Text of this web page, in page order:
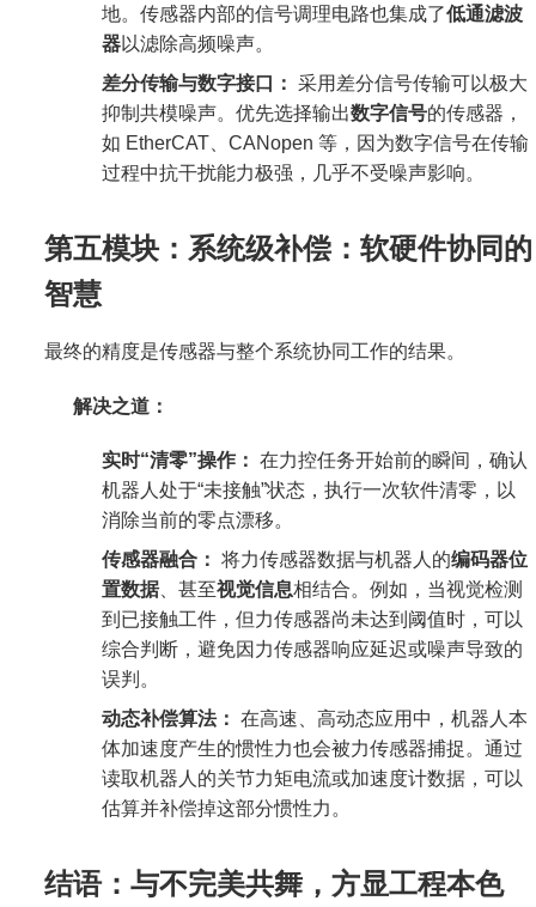
地。传感器内部的信号调理电路也集成了低通滤波
器以滤除高频噪声。
差分传输与数字接口： 采用差分信号传输可以极大
抑制共模噪声。优先选择输出数字信号的传感器，
如 EtherCAT、CANopen 等，因为数字信号在传输
过程中抗干扰能力极强，几乎不受噪声影响。
第五模块：系统级补偿：软硬件协同的
智慧
最终的精度是传感器与整个系统协同工作的结果。
解决之道：
实时“清零”操作： 在力控任务开始前的瞬间，确认
机器人处于“未接触”状态，执行一次软件清零，以
消除当前的零点漂移。
传感器融合： 将力传感器数据与机器人的编码器位
置数据、甚至视觉信息相结合。例如，当视觉检测
到已接触工件，但力传感器尚未达到阈值时，可以
综合判断，避免因力传感器响应延迟或噪声导致的
误判。
动态补偿算法： 在高速、高动态应用中，机器人本
体加速度产生的惯性力也会被力传感器捕捉。通过
读取机器人的关节力矩电流或加速度计数据，可以
估算并补偿掉这部分惯性力。
结语：与不完美共舞，方显工程本色